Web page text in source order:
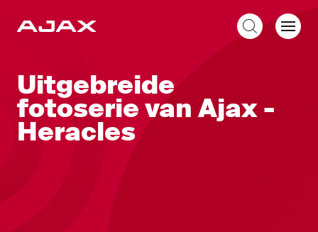
Uitgebreide
fotoserie van Ajax -
Heracles